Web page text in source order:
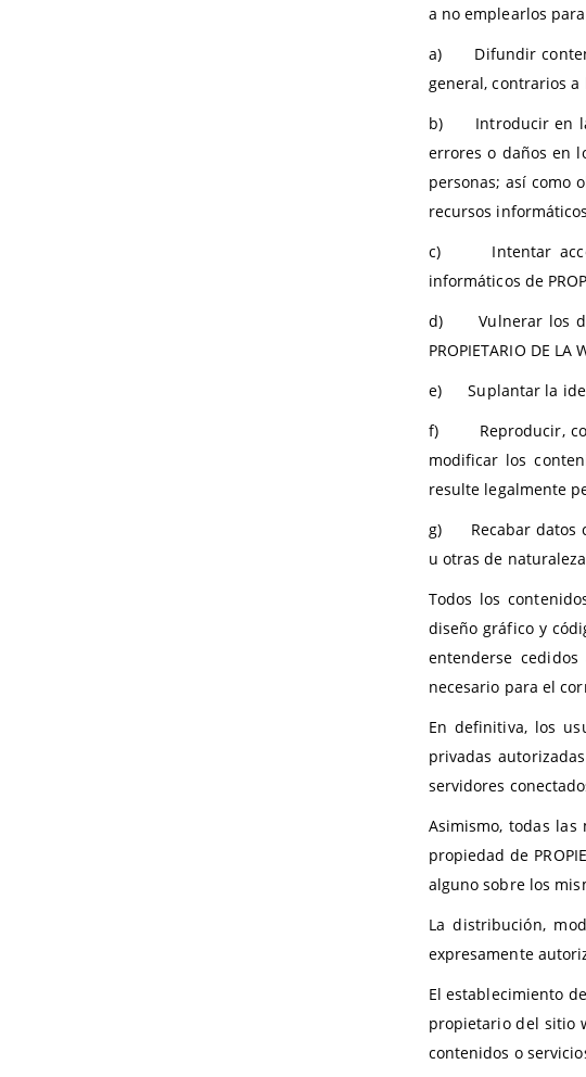
a no emplearlos
a) Difundir
general, contrarios
b) Introducir en la
errores o daños en
personas; así como
recursos
c) Intentar
informáticos de
d) Vulnerar los
PROPIETARIO DE
e) Suplantar la
f) Reproducir,
modificar los
resulte legalmente
g) Recabar datos
u otras de
Todos los
diseño gráfico y
entenderse
necesario para el
En definitiva, los
privadas
servidores
Asimismo, todas
propiedad de
alguno sobre los
La distribución,
expresamente
El establecimiento
propietario del sitio
contenidos o